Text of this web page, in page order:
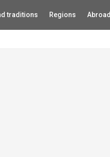
traditions Regions Abroad